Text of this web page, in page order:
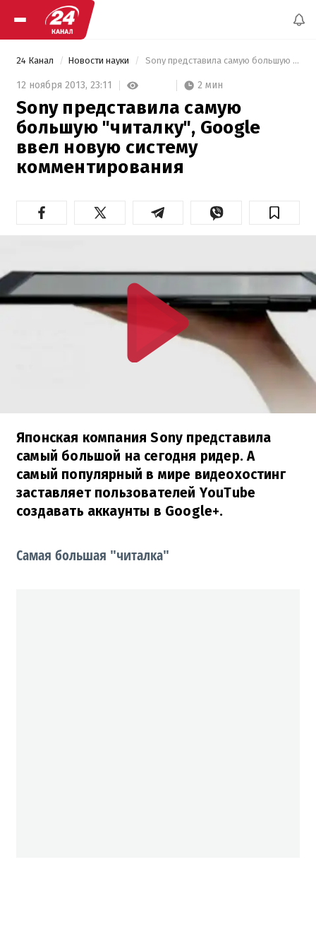
24 Канал Новости науки Sony представила самую большую "читалку", Google ввел новую систему комментирования
12 ноября 2013, 23:11 2 мин
Sony представила самую
большую "читалку", Google
ввел новую систему
комментирования
Японская компания Sony представила
самый большой на сегодня ридер. А
самый популярный в мире видеохостинг
заставляет пользователей YouTube
создавать аккаунты в Google+.
Самая большая "читалка"